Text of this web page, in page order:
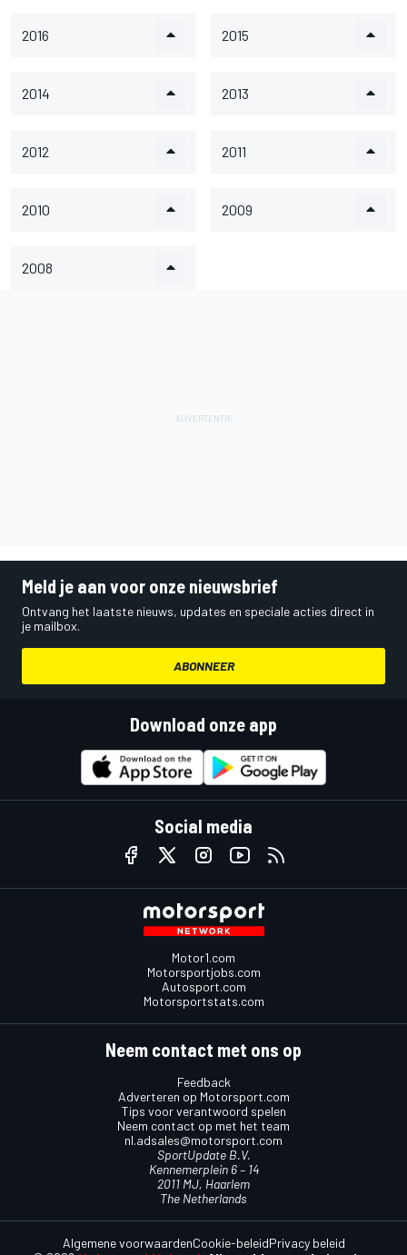
2016 2015
2014 2013
2012 2011
2010 2009
2008
Meld je aan voor onze nieuwsbrief
Ontvang het laatste nieuws, updates en speciale acties direct in
je mailbox.
ABONNEER
Download onze app
Social media
Motor1.com
Motorsportjobs.com
Autosport.com
Motorsportstats.com
Neem contact met ons op
Feedback
Adverteren op Motorsport.com
Tips voor verantwoord spelen
Neem contact op met het team
nl.adsales@motorsport.com
SportUpdate B.V.
Kennemerplein 6 – 14
2011 MJ, Haarlem
The Netherlands
Algemene voorwaardenCookie-beleidPrivacy beleid